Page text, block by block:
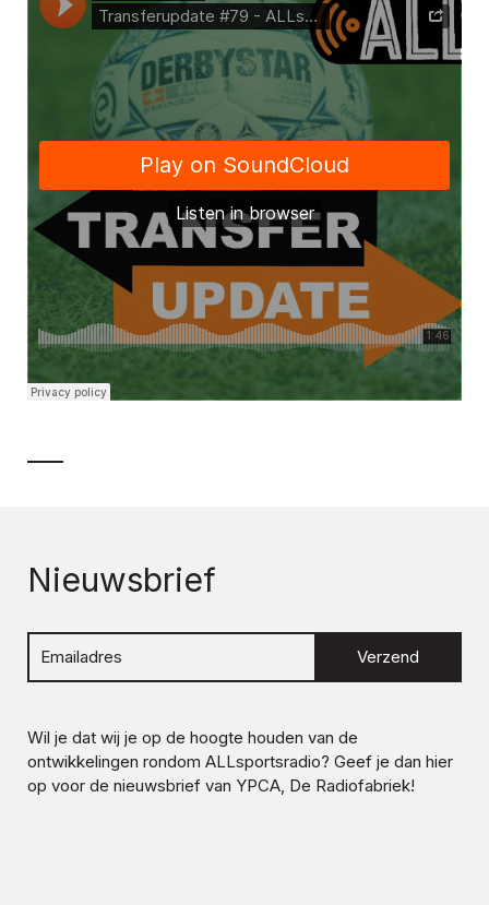
Nieuwsbrief
Verzend
Wil je dat wij je op de hoogte houden van de
ontwikkelingen rondom ALLsportsradio? Geef je dan hier
op voor de nieuwsbrief van YPCA, De Radiofabriek!